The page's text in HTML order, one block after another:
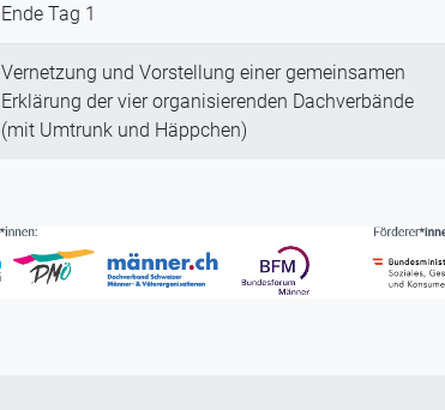
Ende Tag 1
Vernetzung und Vorstellung einer gemeinsamen
Erklärung der vier organisierenden Dachverbände
(mit Umtrunk und Häppchen)